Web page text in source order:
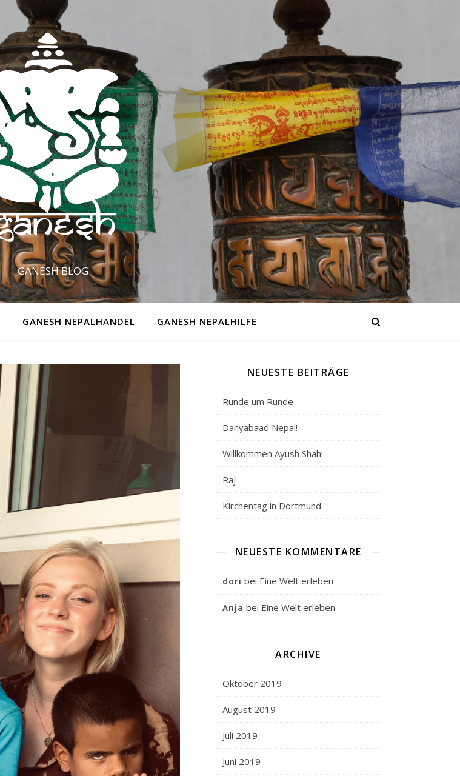
GANESH BLOG
GANESH NEPALHANDEL GANESH NEPALHILFE
NEUESTE BEITRÄGE
Runde um Runde
Danyabaad Nepal!
Willkommen Ayush Shah!
Raj
Kirchentag in Dortmund
NEUESTE KOMMENTARE
dori bei Eine Welt erleben
Anja bei Eine Welt erleben
ARCHIVE
Oktober 2019
August 2019
Juli 2019
Juni 2019